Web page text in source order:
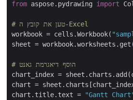
from aspose.pydrawing import
# טען את קובץ ה-Excel
workbook = cells.Workbook(
sheet =
# הוסף דיאגרמת גאנט
chart_index =
chart =
chart.title.text =
"Gantt